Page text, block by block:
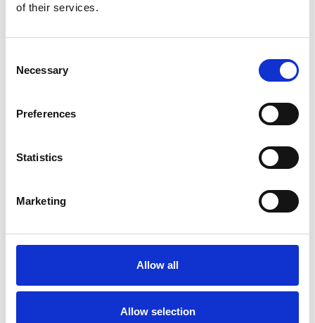
of their services.
Selection
Necessary
Preferences
Statistics
Marketing
Allow all
Allow selection
La Škoda avvia la produzione del suo SUV Peaq